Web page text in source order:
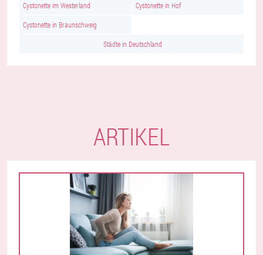
Cystonette im Westerland Cystonette in Hof
Cystonette in Braunschweig
Städte in Deutschland
ARTIKEL